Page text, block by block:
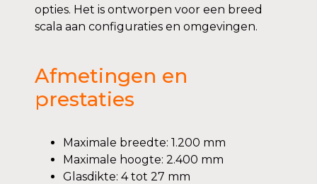
opties. Het is ontworpen voor een breed
scala aan configuraties en omgevingen.
Afmetingen en
prestaties
Maximale breedte: 1.200 mm
Maximale hoogte: 2.400 mm
Glasdikte: 4 tot 27 mm